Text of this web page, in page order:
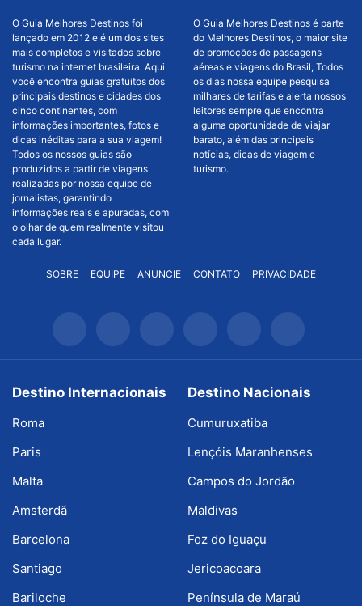
O Guia Melhores Destinos foi
lançado em 2012 e é um dos sites
mais completos e visitados sobre
turismo na internet brasileira. Aqui
você encontra guias gratuitos dos
principais destinos e cidades dos
cinco continentes, com
informações importantes, fotos e
dicas inéditas para a sua viagem!
Todos os nossos guias são
produzidos a partir de viagens
realizadas por nossa equipe de
jornalistas, garantindo
informações reais e apuradas, com
o olhar de quem realmente visitou
cada lugar.
O Guia Melhores Destinos é parte
do Melhores Destinos, o maior site
de promoções de passagens
aéreas e viagens do Brasil, Todos
os dias nossa equipe pesquisa
milhares de tarifas e alerta nossos
leitores sempre que encontra
alguma oportunidade de viajar
barato, além das principais
notícias, dicas de viagem e
turismo.
SOBRE EQUIPE ANUNCIE CONTATO PRIVACIDADE
Destino Internacionais
Roma
Paris
Malta
Amsterdã
Barcelona
Santiago
Bariloche
Destino Nacionais
Cumuruxatiba
Lençóis Maranhenses
Campos do Jordão
Maldivas
Foz do Iguaçu
Jericoacoara
Península de Maraú